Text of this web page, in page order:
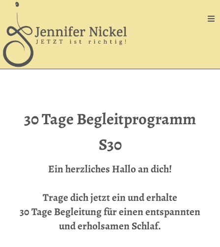
30 Tage Begleitprogramm
S30
Ein herzliches Hallo an dich!
Trage dich jetzt ein und erhalte
30 Tage Begleitung für einen entspannten
und erholsamen Schlaf.